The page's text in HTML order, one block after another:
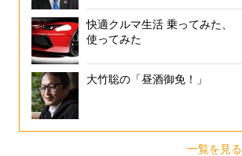
快適クルマ生活 乗ってみた、
使ってみた
大竹聡の「昼酒御免！」
一覧を見る